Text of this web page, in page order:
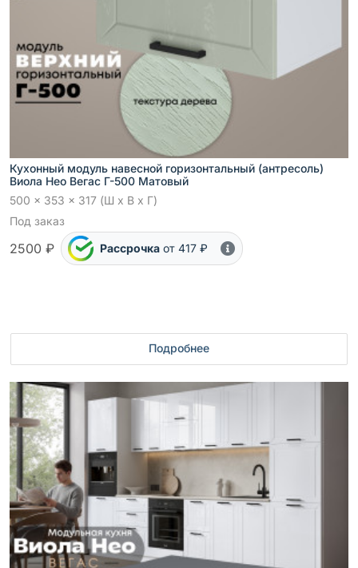
Кухонный модуль навесной горизонтальный (антресоль)
Виола Нео Вегас Г-500 Матовый
500 x 353 x 317 (Ш x В x Г)
Под заказ
2500 ₽ Рассрочка от 417 ₽
Подробнее